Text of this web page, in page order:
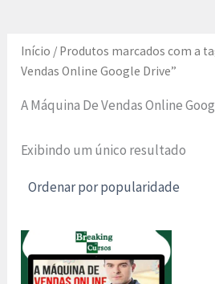
Início / Produtos marcados com a
Vendas Online Google Drive”
A Máquina De Vendas Online
Exibindo um único resultado